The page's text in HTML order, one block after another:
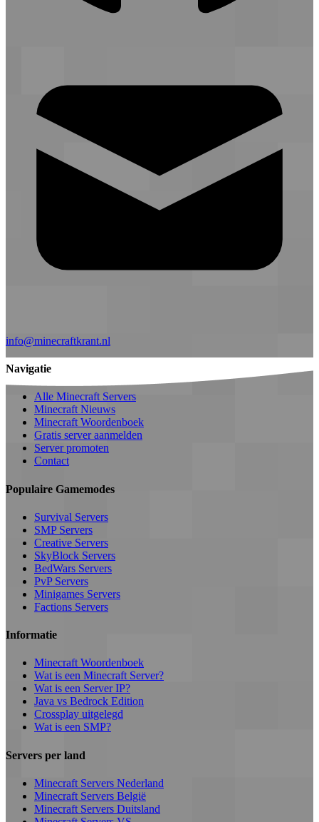
info@minecraftkrant.nl
Navigatie
Alle Minecraft Servers
Minecraft Nieuws
Minecraft Woordenboek
Gratis server aanmelden
Server promoten
Contact
Populaire Gamemodes
Survival Servers
SMP Servers
Creative Servers
SkyBlock Servers
BedWars Servers
PvP Servers
Minigames Servers
Factions Servers
Informatie
Minecraft Woordenboek
Wat is een Minecraft Server?
Wat is een Server IP?
Java vs Bedrock Edition
Crossplay uitgelegd
Wat is een SMP?
Servers per land
Minecraft Servers Nederland
Minecraft Servers België
Minecraft Servers Duitsland